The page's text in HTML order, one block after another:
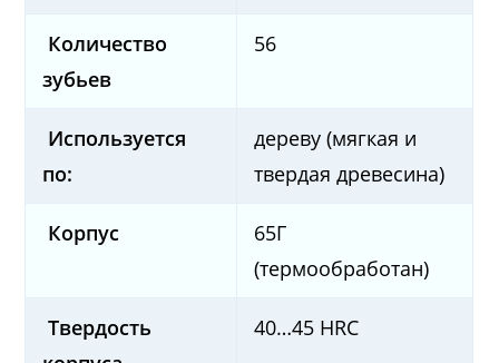
Количество
зубьев
56
Используется
по:
дереву (мягкая и
твердая древесина)
Корпус
65Г
(термообработан)
Твердость
40…45 HRC